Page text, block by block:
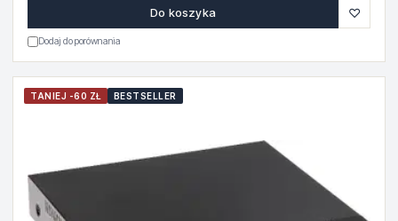
Do koszyka ♡
Dodaj do porównania
TANIEJ -60 ZŁ BESTSELLER